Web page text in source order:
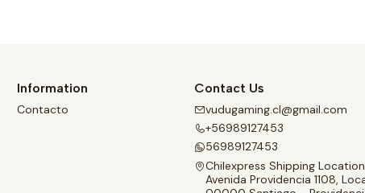
Information
Contacto
Contact Us
vudugaming.cl@gmail.com
+56989127453
56989127453
Chilexpress Shipping Location
Avenida Providencia 1108,